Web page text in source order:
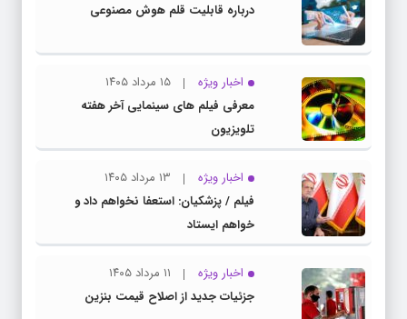
درباره قابلیت قلم هوش مصنوعی
اخبار ویژه
۱۵ مرداد ۱۴۰۵
معرفی فیلم های سینمایی آخر هفته
تلویزیون
اخبار ویژه
۱۳ مرداد ۱۴۰۵
فیلم / پزشکیان: استعفا نخواهم داد و
خواهم ایستاد
اخبار ویژه
۱۱ مرداد ۱۴۰۵
جزئیات جدید از اصلاح قیمت بنزین